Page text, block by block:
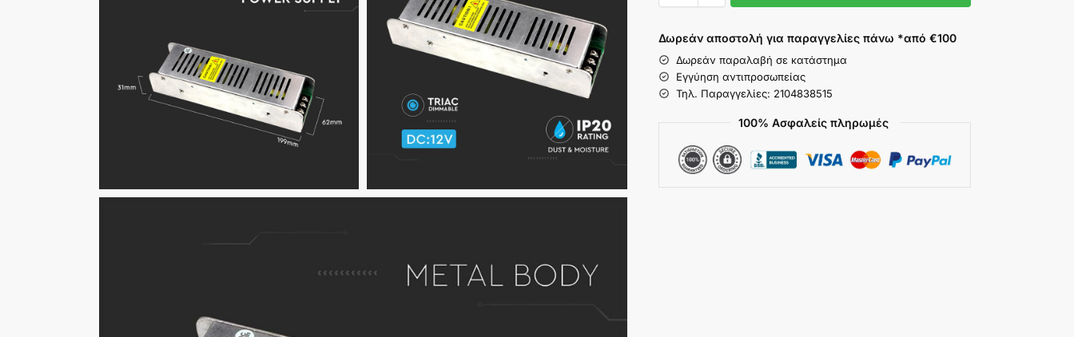
Δωρεάν αποστολή για παραγγελίες πάνω *από €100
Δωρεάν παραλαβή σε κατάστημα
Εγγύηση αντιπροσωπείας
Τηλ. Παραγγελίες: 2104838515
100% Ασφαλείς πληρωμές